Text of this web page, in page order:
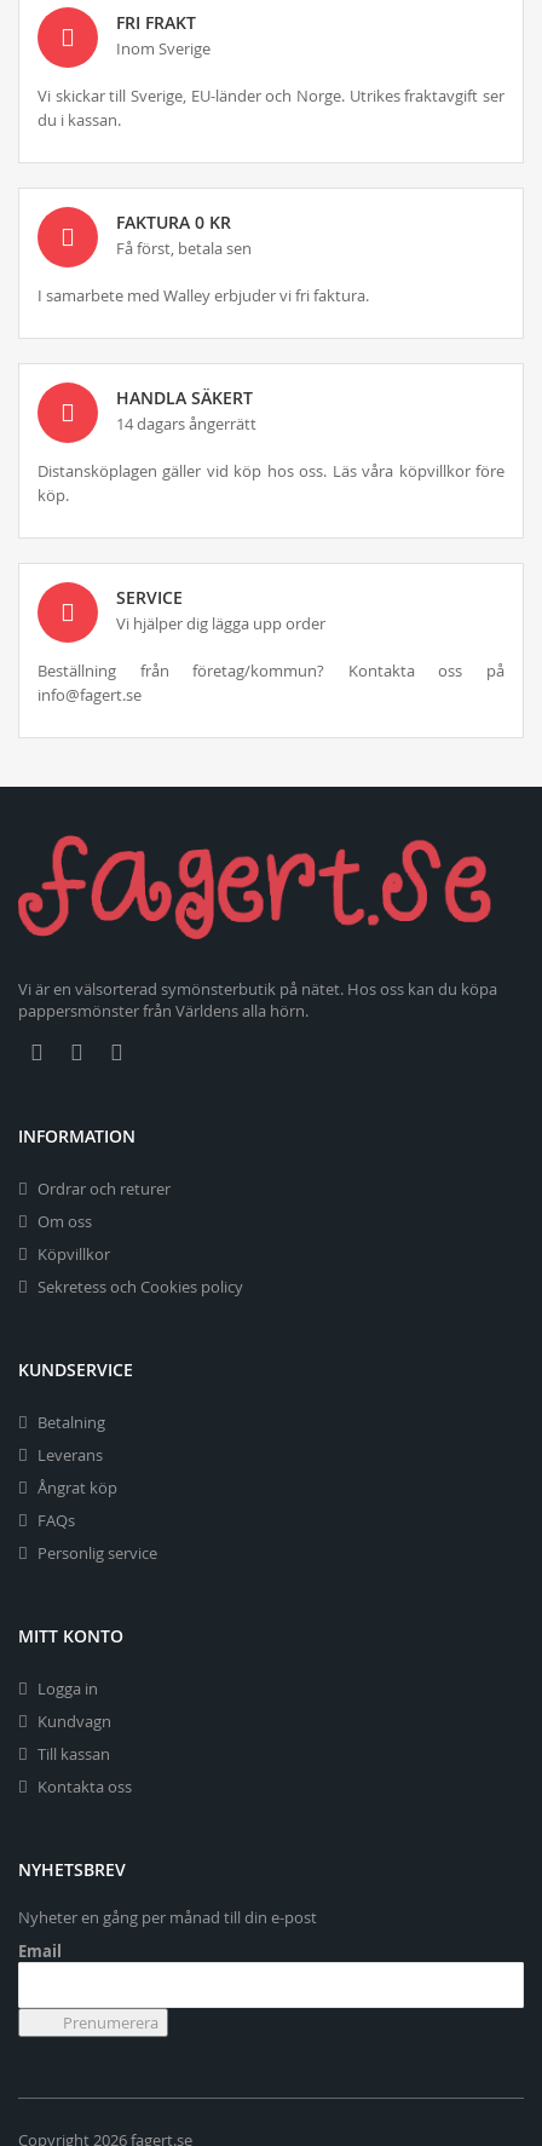
FRI FRAKT
Inom Sverige
Vi skickar till Sverige, EU-länder och Norge. Utrikes fraktavgift ser
du i kassan.
FAKTURA 0 KR
Få först, betala sen
I samarbete med Walley erbjuder vi fri faktura.
HANDLA SÄKERT
14 dagars ångerrätt
Distansköplagen gäller vid köp hos oss. Läs våra köpvillkor före
köp.
SERVICE
Vi hjälper dig lägga upp order
Beställning från företag/kommun? Kontakta oss på
info@fagert.se
Vi är en välsorterad symönsterbutik på nätet. Hos oss kan du köpa
pappersmönster från Världens alla hörn.
INFORMATION
Ordrar och returer
Om oss
Köpvillkor
Sekretess och Cookies policy
KUNDSERVICE
Betalning
Leverans
Ångrat köp
FAQs
Personlig service
MITT KONTO
Logga in
Kundvagn
Till kassan
Kontakta oss
NYHETSBREV
Nyheter en gång per månad till din e-post
Email
Copyright 2026 fagert.se